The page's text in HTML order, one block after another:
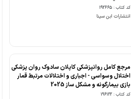
کد کتاب : 192665
انتشارات ابن سینا
مرجع کامل روانپزشکی کاپلان سادوک روان پزشکی
اختلال وسواسی - اجباری و اختلالات مرتبط قمار
بازی بیمارگونه و مشکل ساز 2025
کد کتاب : 196122